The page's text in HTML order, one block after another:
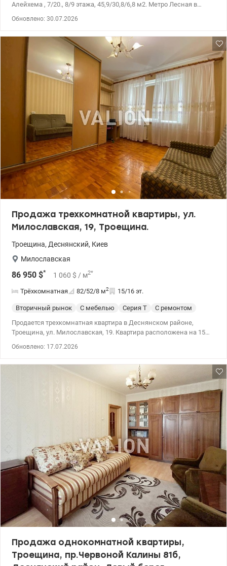
Алейхема , 7/20., 8/9 этажа, 45,9/30,8/6,8 м2. Метро Лесная в
инфраструктура все рядом в пешей доступности . Цена 65000 у.е.
Оксана Фурс ,.067 724 12 86 , valion.ua/1151727
Обновлено: 30.07.2026
Продажа трехкомнатной квартиры, ул.
Милославская, 19, Троещина.
Троещина, Деснянский, Киев
Милославская
86 950 $* 1 060 $ / м2*
Трёхкомнатная 82/52/8 м2 15/16 эт.
Вторичный рынок С мебелью Серия Т
С ремонтом
Продается трехкомнатная квартира в Деснянском районе,
Троещина, ул. Милославская, 19. Квартира расположена на 15
Мебель и техника остаются новому владельцу. Аккуратный
подъезд, два лифта, консьерж, упорядоченная придомовая
территория. Рядом детские сады, школы, детские и спортивные
площадки, магазины, аптеки, кафе и рестораны, стоматология,
ПриватБанк. Удобная транспортная развязка в разные районы
города. Цена 86950у.е. (093) 939-77-45, (097) 939-77-45 Нина.
Обновлено: 17.07.2026
Продажа однокомнатной квартиры,
Троещина, пр.Червоной Калины 81б,